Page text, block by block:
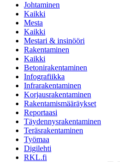
Johtaminen
Kaikki
Mesta
Kaikki
Mestari & insinööri
Rakentaminen
Kaikki
Betonirakentaminen
Infografiikka
Infrarakentaminen
Korjausrakentaminen
Rakentamismääräykset
Reportaasi
Täydennysrakentaminen
Teräsrakentaminen
Työmaa
Digilehti
RKL.fi